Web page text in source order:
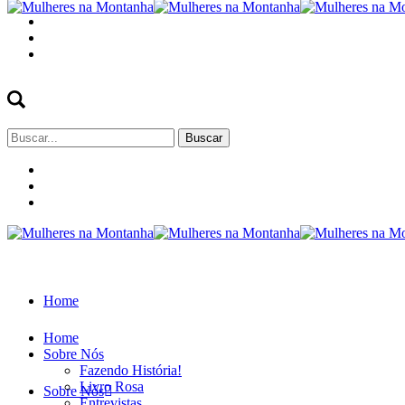
Buscar
por:
Home
Sobre Nós
Home
Sobre Nós
Fazendo História!
Livro Rosa